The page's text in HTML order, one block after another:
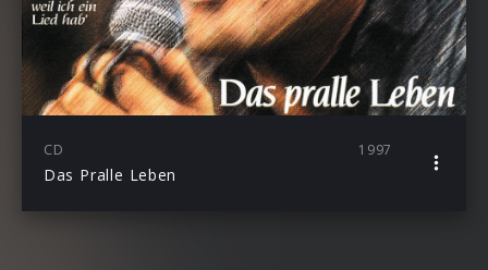
CD 1997
Das Pralle Leben